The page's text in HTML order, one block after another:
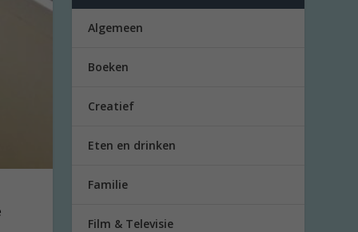
Algemeen
Boeken
Creatief
Eten en drinken
Familie
Film & Televisie